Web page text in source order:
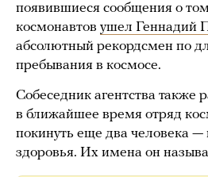
появившиеся сообщения о
космонавтов ушел Геннадий
абсолютный рекордсмен по
пребывания в космосе.
Собеседник агентства также
в ближайшее время отряд
покинуть еще два человека —
здоровья. Их имена он